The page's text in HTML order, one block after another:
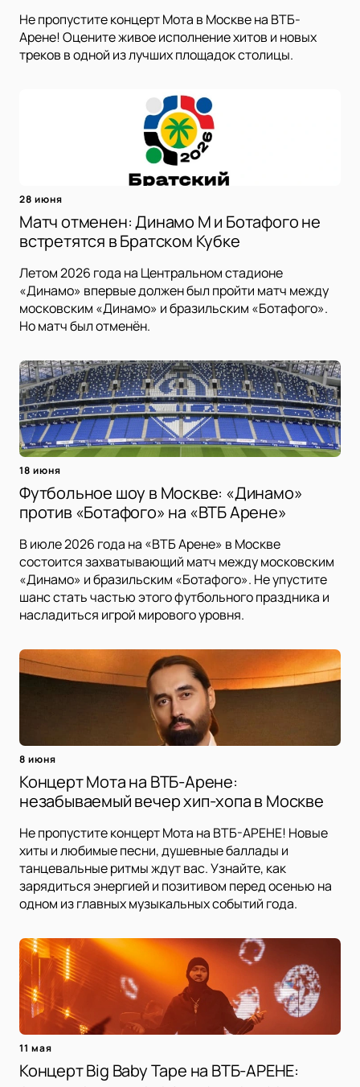
Не пропустите концерт Мота в Москве на ВТБ-
Арене! Оцените живое исполнение хитов и новых
треков в одной из лучших площадок столицы.
28 июня
Матч отменен: Динамо М и Ботафого не
встретятся в Братском Кубке
Летом 2026 года на Центральном стадионе
«Динамо» впервые должен был пройти матч между
московским «Динамо» и бразильским «Ботафого».
Но матч был отменён.
18 июня
Футбольное шоу в Москве: «Динамо»
против «Ботафого» на «ВТБ Арене»
В июле 2026 года на «ВТБ Арене» в Москве
состоится захватывающий матч между московским
«Динамо» и бразильским «Ботафого». Не упустите
шанс стать частью этого футбольного праздника и
насладиться игрой мирового уровня.
8 июня
Концерт Мота на ВТБ-Арене:
незабываемый вечер хип-хопа в Москве
Не пропустите концерт Мота на ВТБ-АРЕНЕ! Новые
хиты и любимые песни, душевные баллады и
танцевальные ритмы ждут вас. Узнайте, как
зарядиться энергией и позитивом перед осенью на
одном из главных музыкальных событий года.
11 мая
Концерт Big Baby Tape на ВТБ-АРЕНЕ: